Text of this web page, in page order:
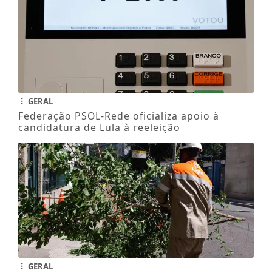
GERAL
Federação PSOL-Rede oficializa apoio à
candidatura de Lula à reeleição
GERAL